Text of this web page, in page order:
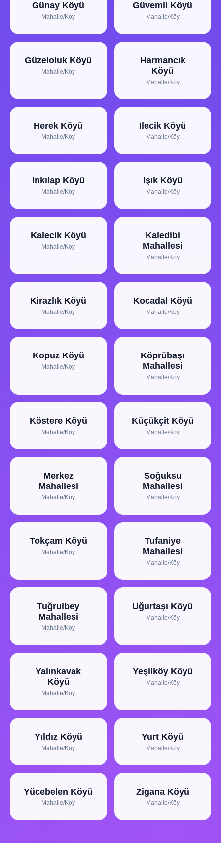
Günay Köyü
Mahalle/Köy
Güvemli Köyü
Mahalle/Köy
Güzeloluk Köyü
Mahalle/Köy
Harmancık
Köyü
Mahalle/Köy
Herek Köyü
Mahalle/Köy
Ilecik Köyü
Mahalle/Köy
Inkılap Köyü
Mahalle/Köy
Işık Köyü
Mahalle/Köy
Kalecik Köyü
Mahalle/Köy
Kaledibi
Mahallesi
Mahalle/Köy
Kirazlık Köyü
Mahalle/Köy
Kocadal Köyü
Mahalle/Köy
Kopuz Köyü
Mahalle/Köy
Köprübaşı
Mahallesi
Mahalle/Köy
Köstere Köyü
Mahalle/Köy
Küçükçit Köyü
Mahalle/Köy
Merkez
Mahallesi
Mahalle/Köy
Soğuksu
Mahallesi
Mahalle/Köy
Tokçam Köyü
Mahalle/Köy
Tufaniye
Mahallesi
Mahalle/Köy
Tuğrulbey
Mahallesi
Mahalle/Köy
Uğurtaşı Köyü
Mahalle/Köy
Yalınkavak
Köyü
Mahalle/Köy
Yeşilköy Köyü
Mahalle/Köy
Yıldız Köyü
Mahalle/Köy
Yurt Köyü
Mahalle/Köy
Yücebelen Köyü
Mahalle/Köy
Zigana Köyü
Mahalle/Köy